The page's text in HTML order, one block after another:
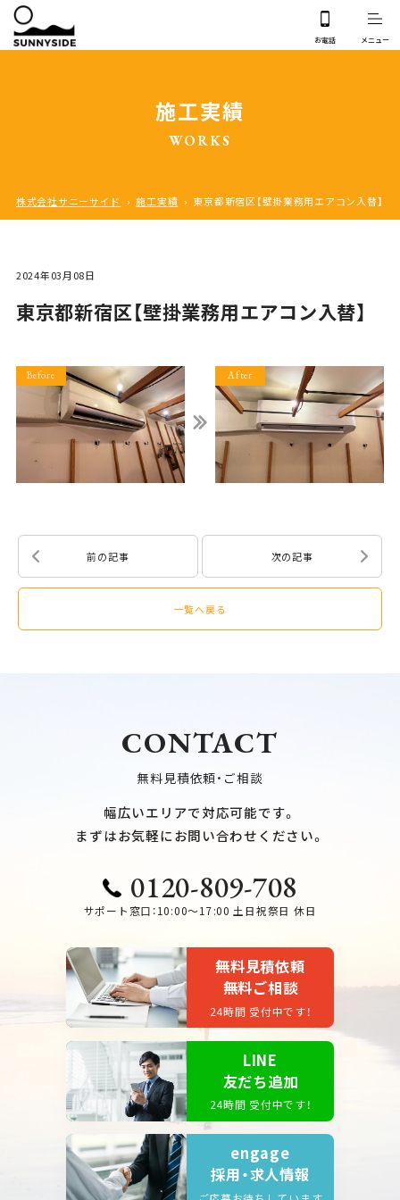
施工実績
WORKS
株式会社サニーサイド › 施工実績 › 東京都新宿区【壁掛業務用エアコン入替】
2024年03月08日
東京都新宿区【壁掛業務用エアコン入替】
前の記事 次の記事
一覧へ戻る
CONTACT
無料見積依頼・ご相談
幅広いエリアで対応可能です。
まずはお気軽にお問い合わせください。
0120-809-708
サポート窓口：10:00～17:00 土日祝祭日 休日
無料見積依頼
無料ご相談
24時間 受付中です！
LINE
友だち追加
24時間 受付中です！
engage
採用・求人情報